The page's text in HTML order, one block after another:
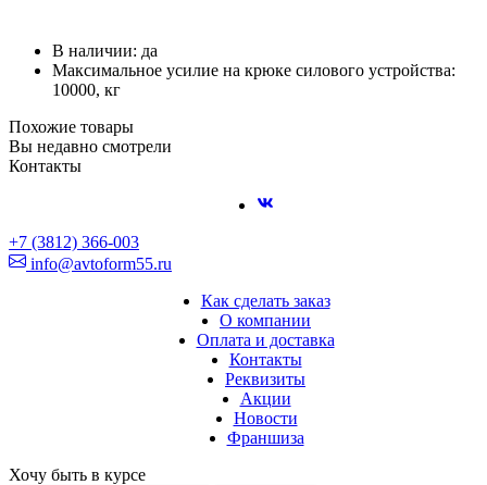
В наличии: да
Максимальное усилие на крюке силового устройства:
10000, кг
Похожие товары
Вы недавно смотрели
Контакты
+7 (3812) 366-003
info@avtoform55.ru
Как сделать заказ
О компании
Оплата и доставка
Контакты
Реквизиты
Акции
Новости
Франшиза
Хочу быть в курсе